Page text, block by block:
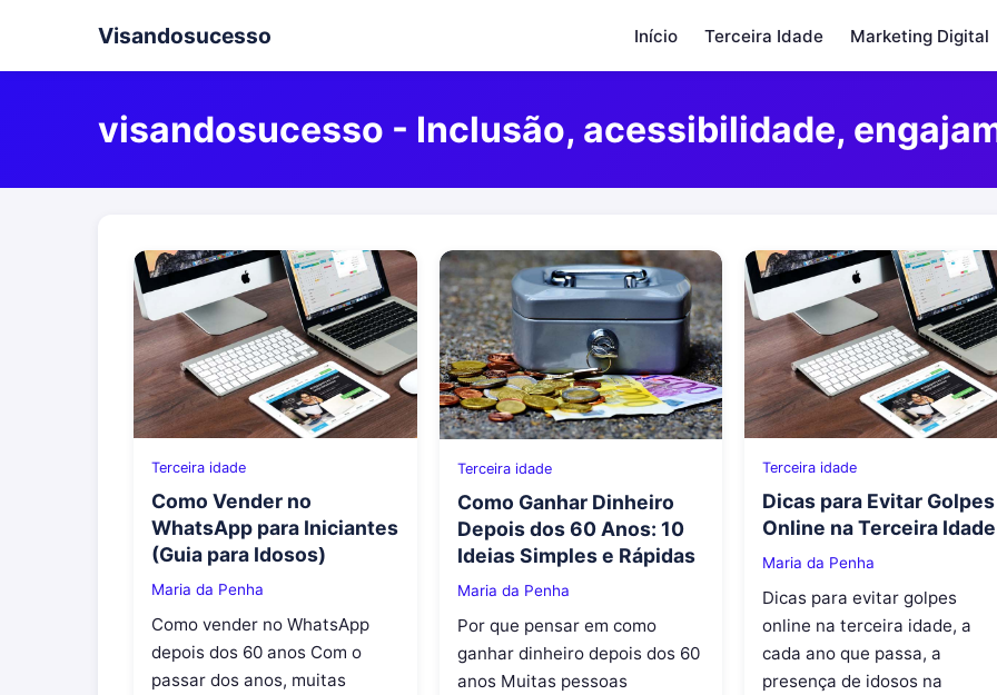
Visandosucesso Início Terceira Idade Marketing Digital
visandosucesso - Inclusão, acessibilidade,
Terceira idade
Como Vender no
WhatsApp para Iniciantes
(Guia para Idosos)
Maria da Penha
Como vender no WhatsApp
depois dos 60 anos Com o
passar dos anos, muitas
Terceira idade
Como Ganhar Dinheiro
Depois dos 60 Anos: 10
Ideias Simples e Rápidas
Maria da Penha
Por que pensar em como
ganhar dinheiro depois dos 60
anos Muitas pessoas
Terceira idade
Dicas para Evitar Golpes
Online na Terceira Idade
Maria da Penha
Dicas para evitar golpes
online na terceira idade, a
cada ano que passa, a
presença de idosos na